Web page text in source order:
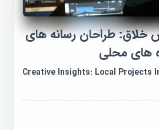
طراحان رسانه های
های محلی
Creative Insights: Local Projects